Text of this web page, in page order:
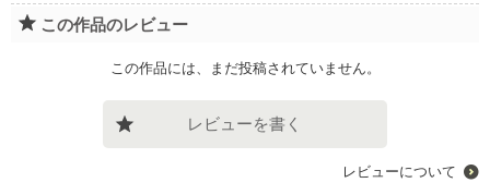
この作品のレビュー
この作品には、まだ投稿されていません。
レビューを書く
レビューについて